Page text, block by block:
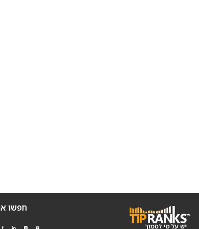
חפשו